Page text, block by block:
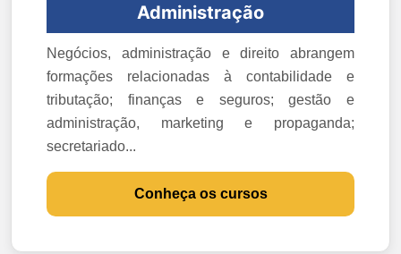
Administração
Negócios, administração e direito abrangem
formações relacionadas à contabilidade e
tributação; finanças e seguros; gestão e
administração, marketing e propaganda;
secretariado...
Conheça os cursos